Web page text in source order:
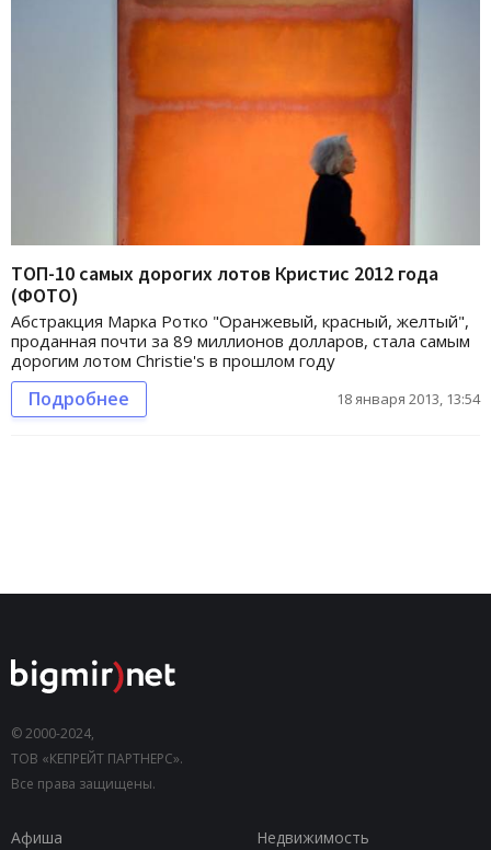
ТОП-10 самых дорогих лотов Кристис 2012 года
(ФОТО)
Абстракция Марка Ротко "Оранжевый, красный, желтый",
проданная почти за 89 миллионов долларов, стала самым
дорогим лотом Christie's в прошлом году
Подробнее 18 января 2013, 13:54
© 2000-2024,
ТОВ «КЕПРЕЙТ ПАРТНЕРС».
Все права защищены.
Афиша
Недвижимость